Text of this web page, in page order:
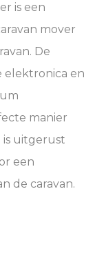
is een
mover
De
elektronica en
manier
is uitgerust
een
de caravan.